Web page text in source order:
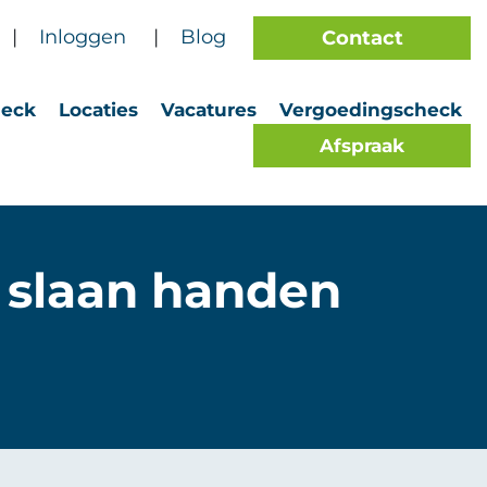
| Inloggen | Blog Contact
Locaties Vacatures
Vergoedingscheck
Afspraak
handen